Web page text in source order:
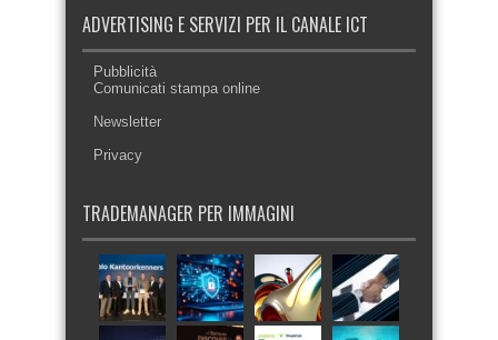
ADVERTISING E SERVIZI PER IL CANALE ICT
Pubblicità
Comunicati stampa online
Newsletter
Privacy
TRADEMANAGER PER IMMAGINI